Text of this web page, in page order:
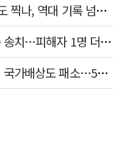
태풍도 못 꺾는 폭염…서울 39도 찍나, 역대 기록 넘본다
'아동 성매매 혐의' 최영중 구속 송치…피해자 1명 더 있었다
변희재, '최서원 태블릿 조작설' 국가배상도 패소…5천만원 청구 기각